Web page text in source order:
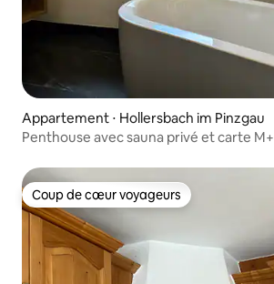
Appartement ⋅ Hollersbach im Pinzgau
Penthouse avec sauna privé et carte M+
Coup de cœur voyageurs
Coup de cœur voyageurs